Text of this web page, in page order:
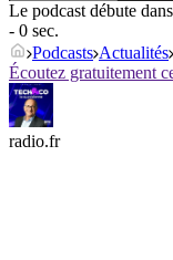
Le podcast débute dans
- 0 sec.
Podcasts Actualités
Écoutez gratuitement
radio.fr